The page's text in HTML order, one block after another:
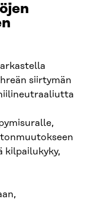
siirtymän
kilpailukyky,